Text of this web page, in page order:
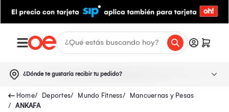
¿Dónde te gustaría recibir tu pedido?
Deportes Mundo Fitness
Mancuernas y Pesas
ANKAFA